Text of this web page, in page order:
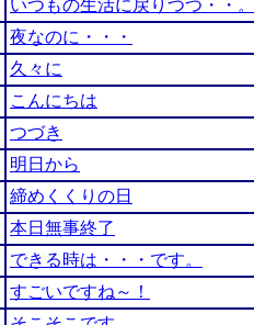
いつもの生活に戻りつつ・・。
夜なのに・・・
久々に
こんにちは
つづき
明日から
締めくくりの日
本日無事終了
できる時は・・・です。
すごいですね～！